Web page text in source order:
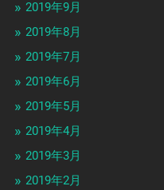
2019年9月
2019年8月
2019年7月
2019年6月
2019年5月
2019年4月
2019年3月
2019年2月